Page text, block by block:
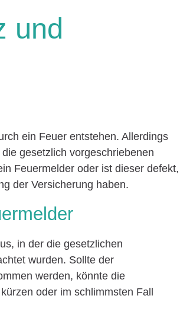
und
ein Feuer entstehen. Allerdings
gesetzlich vorgeschriebenen
Feuermelder oder ist dieser defekt,
der Versicherung haben.
in der die gesetzlichen
wurden. Sollte der
werden, könnte die
oder im schlimmsten Fall